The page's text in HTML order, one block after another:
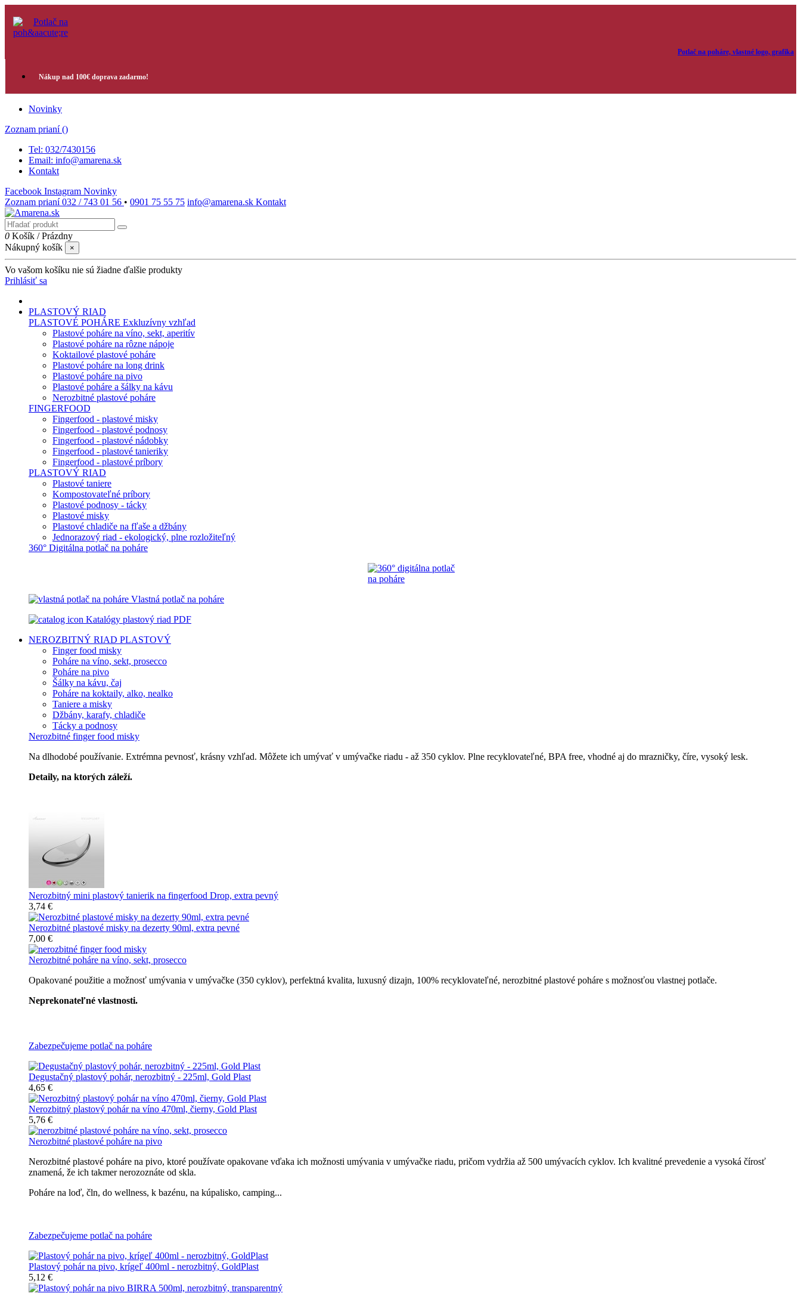
Potlač na poháre, vlastné logo, grafika
Nákup nad 100€ doprava zadarmo!
Novinky
Zoznam prianí ()
Tel: 032/7430156
Email: info@amarena.sk
Kontakt
Facebook Instagram Novinky
Zoznam prianí 032 / 743 01 56 • 0901 75 55 75 info@amarena.sk Kontakt
0 Košík /Prázdny
Nákupný košík
×
Vo vašom košíku nie sú žiadne ďalšie produkty
Prihlásiť sa
PLASTOVÝ RIAD
PLASTOVÉ POHÁRE Exkluzívny vzhľad
Plastové poháre na víno, sekt, aperitív
Plastové poháre na rôzne nápoje
Koktailové plastové poháre
Plastové poháre na long drink
Plastové poháre na pivo
Plastové poháre a šálky na kávu
Nerozbitné plastové poháre
FINGERFOOD
Fingerfood - plastové misky
Fingerfood - plastové podnosy
Fingerfood - plastové nádobky
Fingerfood - plastové tanieriky
Fingerfood - plastové príbory
PLASTOVÝ RIAD
Plastové taniere
Kompostovateľné príbory
Plastové podnosy - tácky
Plastové misky
Plastové chladiče na fľaše a džbány
Jednorazový riad - ekologický, plne rozložiteľný
360° Digitálna potlač na poháre
Vlastná potlač na poháre
Katalógy plastový riad PDF
NEROZBITNÝ RIAD PLASTOVÝ
Finger food misky
Poháre na víno, sekt, prosecco
Poháre na pivo
Šálky na kávu, čaj
Poháre na koktaily, alko, nealko
Taniere a misky
Džbány, karafy, chladiče
Tácky a podnosy
Nerozbitné finger food misky
Na dlhodobé používanie. Extrémna pevnosť, krásny vzhľad. Môžete ich umývať v umývačke riadu - až 350 cyklov. Plne recyklovateľné, BPA free, vhodné aj do mrazničky, číre, vysoký lesk.
Detaily, na ktorých záleží.
Nerozbitný mini plastový tanierik na fingerfood Drop, extra pevný
3,74 €
Nerozbitné plastové misky na dezerty 90ml, extra pevné
7,00 €
Nerozbitné poháre na víno, sekt, prosecco
Opakované použitie a možnosť umývania v umývačke (350 cyklov), perfektná kvalita, luxusný dizajn, 100% recyklovateľné, nerozbitné plastové poháre s možnosťou vlastnej potlače.
Neprekonateľné vlastnosti.
Zabezpečujeme potlač na poháre
Degustačný plastový pohár, nerozbitný - 225ml, Gold Plast
4,65 €
Nerozbitný plastový pohár na víno 470ml, čierny, Gold Plast
5,76 €
Nerozbitné plastové poháre na pivo
Nerozbitné plastové poháre na pivo, ktoré používate opakovane vďaka ich možnosti umývania v umývačke riadu, pričom vydržia až 500 umývacích cyklov. Ich kvalitné prevedenie a vysoká čírosť
znamená, že ich takmer nerozoznáte od skla.
Poháre na loď, čln, do wellness, k bazénu, na kúpalisko, camping...
Zabezpečujeme potlač na poháre
Plastový pohár na pivo, krígeľ 400ml - nerozbitný, GoldPlast
5,12 €